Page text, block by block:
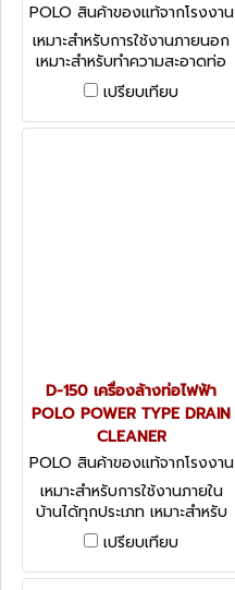
POLO สินค้าของแท้จากโรงงาน
ผู้ผลิต GQ-75
เหมาะสำหรับการใช้งานภายนอก
เหมาะสำหรับทำความสะอาดท่อ
ขนาด ⌀50-200mm (2"-8")
เหมาะสำหรับการใช้งานหนักและ
สามารถใช้งานได้หลากหลาย
เปรียบเทียบ
D-150 เครื่องล้างท่อไฟฟ้า
POLO POWER TYPE DRAIN
CLEANER
POLO สินค้าของแท้จากโรงงาน
ผู้ผลิต D-150
เหมาะสำหรับการใช้งานภายใน
บ้านได้ทุกประเภท เหมาะสำหรับ
ทำความสะอาดท่อ ขนาด ⌀20-
150mm (3/4"-6") สามารถใช้
งานได้หลากหลาย ทั้งงานหนัก
เปรียบเทียบ